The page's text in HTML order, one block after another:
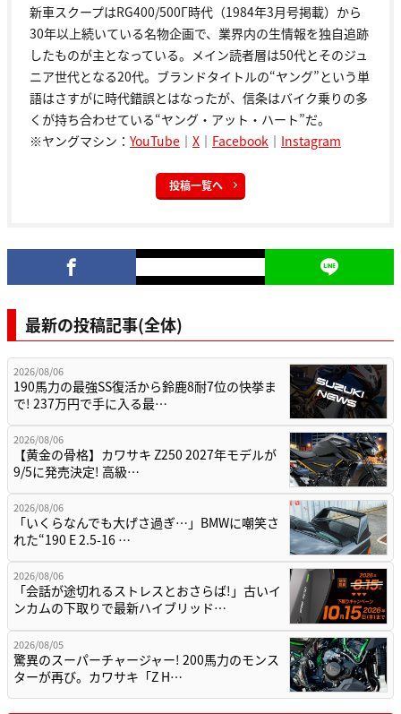
新車スクープはRG400/500Γ時代（1984年3月号掲載）から
30年以上続いている名物企画で、業界内の生情報を独自追跡
したものが主となっている。メイン読者層は50代とそのジュ
ニア世代となる20代。ブランドタイトルの“ヤング”という単
語はさすがに時代錯誤とはなったが、信条はバイク乗りの多
くが持ち合わせている“ヤング・アット・ハート”だ。
※ヤングマシン： YouTube ｜ X ｜ Facebook ｜ Instagram
投稿一覧へ
最新の投稿記事(全体)
2026/08/06
190馬力の最強SS復活から鈴鹿8耐7位の快挙ま
で! 237万円で手に入る最…
2026/08/06
【黄金の骨格】カワサキ Z250 2027年モデルが
9/5に発売決定! 高級…
2026/08/06
「いくらなんでも大げさ過ぎ…」BMWに嘲笑さ
れた“190 E 2.5-16 …
2026/08/06
「会話が途切れるストレスとおさらば!」古いイ
ンカムの下取りで最新ハイブリッド…
2026/08/05
驚異のスーパーチャージャー! 200馬力のモンス
ターが再び。カワサキ「Z H…